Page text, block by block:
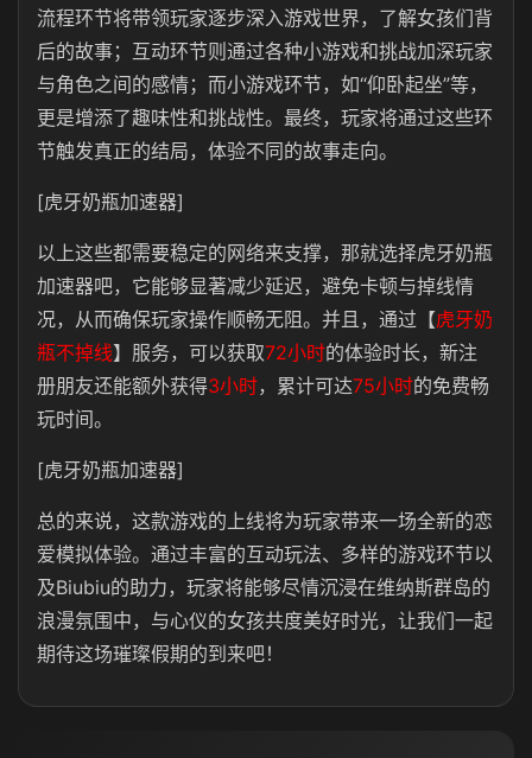
流程环节将带领玩家逐步深入游戏世界，了解女孩们背
后的故事；互动环节则通过各种小游戏和挑战加深玩家
与角色之间的感情；而小游戏环节，如“仰卧起坐”等，
更是增添了趣味性和挑战性。最终，玩家将通过这些环
节触发真正的结局，体验不同的故事走向。
[虎牙奶瓶加速器]
以上这些都需要稳定的网络来支撑，那就选择虎牙奶瓶
加速器吧，它能够显著减少延迟，避免卡顿与掉线情
况，从而确保玩家操作顺畅无阻。并且，通过【虎牙奶
瓶不掉线】服务，可以获取72小时的体验时长，新注
册朋友还能额外获得3小时，累计可达75小时的免费畅
玩时间。
[虎牙奶瓶加速器]
总的来说，这款游戏的上线将为玩家带来一场全新的恋
爱模拟体验。通过丰富的互动玩法、多样的游戏环节以
及Biubiu的助力，玩家将能够尽情沉浸在维纳斯群岛的
浪漫氛围中，与心仪的女孩共度美好时光，让我们一起
期待这场璀璨假期的到来吧！